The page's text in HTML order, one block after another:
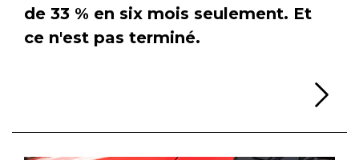
de 33 % en six mois seulement. Et
ce n'est pas terminé.